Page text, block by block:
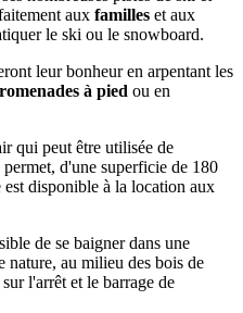
aux familles et aux
le ski ou le snowboard.
leur bonheur en arpentant les
à pied ou en
qui peut être utilisée de
d'une superficie de 180
disponible à la location aux
de se baigner dans une
nature, au milieu des bois de
l'arrêt et le barrage de